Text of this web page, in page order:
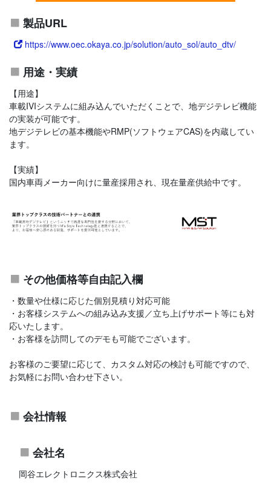
製品URL
https://www.oec.okaya.co.jp/solution/auto_sol/auto_dtv/
用途・実績
【用途】
車載IVIシステムに組み込んでいただくことで、地デジテレビ機能
の実装が可能です。
地デジテレビの基本機能やRMP(ソフトウェアCAS)を内蔵してい
ます。
【実績】
国内車両メーカー向けに量産採用され、現在量産供給中です。
その他価格等自由記入欄
・数量や仕様に応じた個別見積り対応可能
・お客様システムへの組み込み支援／立ち上げサポート等にも対
応いたします。
・お客様を訪問してのデモも可能でございます。
お客様のご要望に応じて、カスタム対応の検討も可能ですので、
お気軽にお問い合わせ下さい。
会社情報
会社名
岡谷エレクトロニクス株式会社